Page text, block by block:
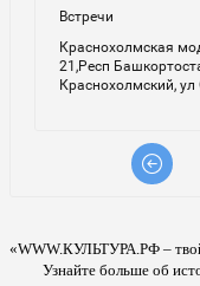
«WWW.КУЛЬТУРА.РФ –
Узнайте больше об